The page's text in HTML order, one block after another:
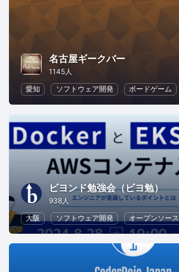
名古屋ギークバー
1145人
愛知
ソフトウェア開発 ボードゲーム
ビヨンド勉強会（ビヨ勉）
938人
大阪
ソフトウェア開発 オープンソース